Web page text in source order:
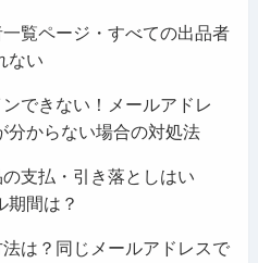
覧ページ・すべての出品者
ない
できない！メールアドレ
分からない場合の対処法
支払・引き落としはい
期間は？
は？同じメールアドレスで